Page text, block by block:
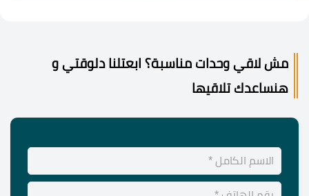
مش لاقي وحدات مناسبة؟ ابعتلنا دلوقتي و
هنساعدك تلاقيها